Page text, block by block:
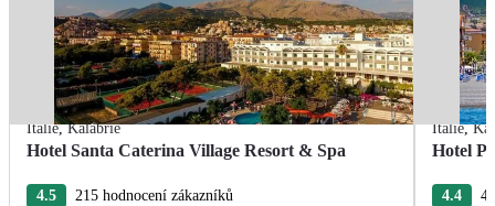
Itálie,Kalábrie
Hotel Santa Caterina Village Resort & Spa
4.5 215 hodnocení zákazníků
Itálie,
Hotel
4.4